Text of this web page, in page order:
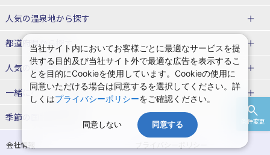
条件変更
東北
青森県
宮城県 秋田県
山形県 福島県
関東
神奈川県
北海道ホテル・旅館
青森県ホテル・旅館 岩手県ホテル・旅館
宮城県ホテル・旅館 秋田県ホテル・旅館
山形県ホテル・旅館 福島県ホテル・旅館
人気の温泉地から探す
北海道
湯の川温泉(北海道) 定山渓温泉(北海道)
十勝川温泉(北海道) 阿寒湖温泉(北海道)
洞爺湖温泉(北海道) 川湯温泉(北海道)
層雲峡温泉(北海道) 知床温泉(北海道)
都道府県から探す
北海道旅行・ツアー
東北
青森旅行・ツアー 岩手旅行・ツアー
人気の国内旅行特集
東京ディズニーリゾート®への旅
ユニバーサル・スタジオ・ジャパ
ンへの旅
日帰り旅行
一緒に行く人から探す
一人旅 国内版 家族・子連れ旅行 国内版
カップル・夫婦旅行 国内版 女子旅 国内版
季節の国内旅行特集
桜・お花見特集
ゴールデンウィーク（GW）の国内
会社情報
当社サイト内においてお客様ごとに最適なサービスを提
供する目的及び当社サイト外で最適な広告を表示するこ
とを目的にCookieを使用しています。Cookieの使用に
同意いただける場合は同意するを選択してください。詳
しくはプライバシーポリシーをご確認ください。
同意しない 同意する